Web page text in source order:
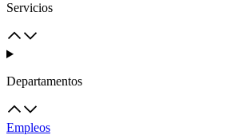
Servicios
Departamentos
Empleos